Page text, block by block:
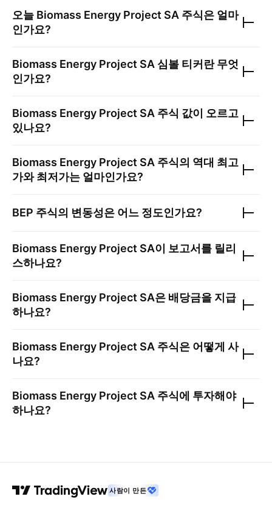
오늘 Biomass Energy Project SA 주식은 얼마
인가요?
Biomass Energy Project SA 심볼 티커란 무엇
인가요?
Biomass Energy Project SA 주식 값이 오르고
있나요?
Biomass Energy Project SA 주식의 역대 최고
가와 최저가는 얼마인가요?
BEP 주식의 변동성은 어느 정도인가요?
Biomass Energy Project SA이 보고서를 릴리
스하나요?
Biomass Energy Project SA은 배당금을 지급
하나요?
Biomass Energy Project SA 주식은 어떻게 사
나요?
Biomass Energy Project SA 주식에 투자해야
하나요?
사람이 만든